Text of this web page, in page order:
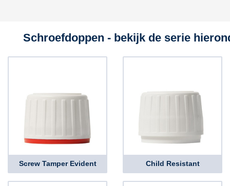
Schroefdoppen - bekijk de serie
Screw Tamper Evident Child Resistant